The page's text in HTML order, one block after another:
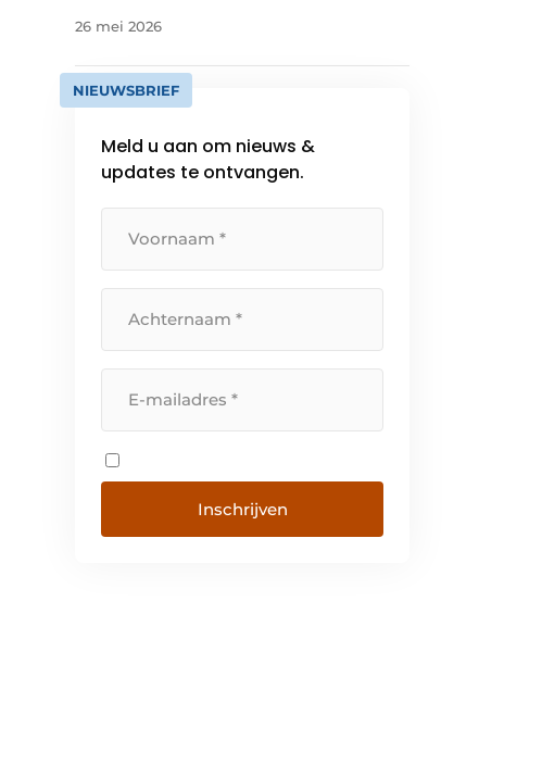
26 mei 2026
NIEUWSBRIEF
Meld u aan om nieuws &
updates te ontvangen.